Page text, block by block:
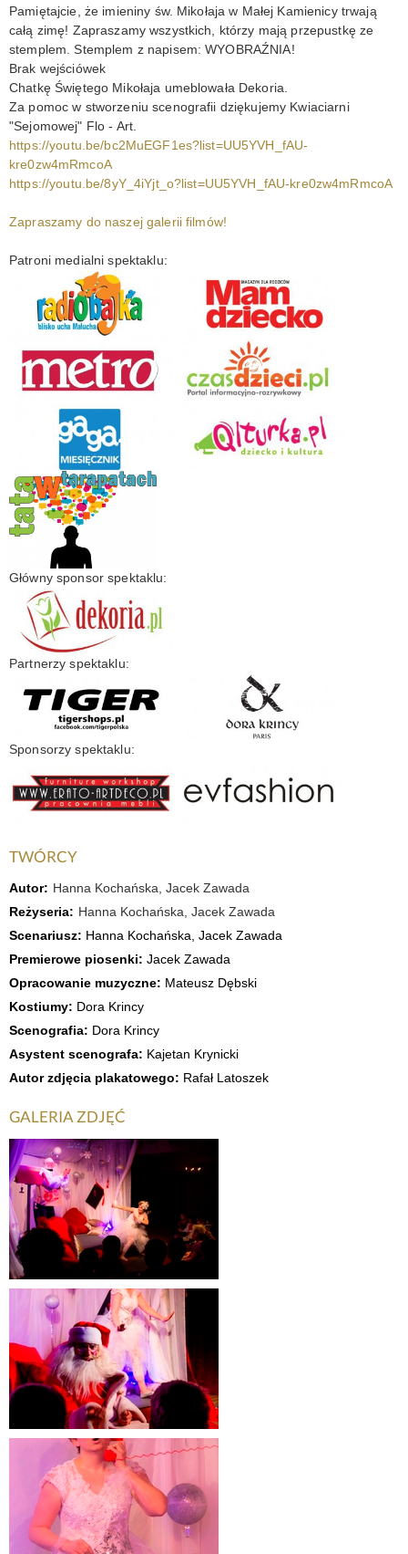
Pamiętajcie, że imieniny św. Mikołaja w Małej Kamienicy trwają
całą zimę! Zapraszamy wszystkich, którzy mają przepustkę ze
stemplem. Stemplem z napisem: WYOBRAŹNIA!
Brak wejściówek
Chatkę Świętego Mikołaja umeblowała Dekoria.
Za pomoc w stworzeniu scenografii dziękujemy Kwiaciarni
"Sejomowej" Flo - Art.
https://youtu.be/bc2MuEGF1es?list=UU5YVH_fAU-
kre0zw4mRmcoA
https://youtu.be/8yY_4iYjt_o?list=UU5YVH_fAU-kre0zw4mRmcoA
Zapraszamy do naszej galerii filmów!
Patroni medialni spektaklu:
Główny sponsor spektaklu:
Partnerzy spektaklu:
Sponsorzy spektaklu:
TWÓRCY
Autor: Hanna Kochańska, Jacek Zawada
Reżyseria: Hanna Kochańska, Jacek Zawada
Scenariusz: Hanna Kochańska, Jacek Zawada
Premierowe piosenki: Jacek Zawada
Opracowanie muzyczne: Mateusz Dębski
Kostiumy: Dora Krincy
Scenografia: Dora Krincy
Asystent scenografa: Kajetan Krynicki
Autor zdjęcia plakatowego: Rafał Latoszek
GALERIA ZDJĘĆ